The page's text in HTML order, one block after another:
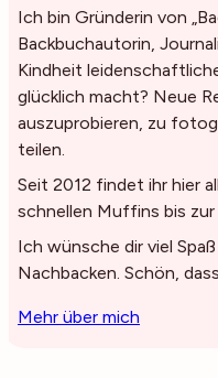
Ich bin Gründerin von
Backbuchautorin,
Kindheit
glücklich macht? Neue
auszuprobieren, zu
teilen.
Seit 2012 findet ihr hier
schnellen Muffins bis
Ich wünsche dir viel
Nachbacken. Schön,
Mehr über mich